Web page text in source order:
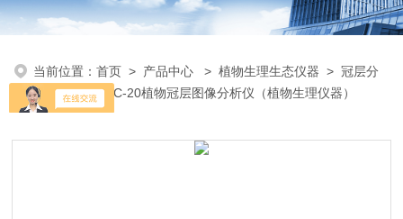
当前位置：首页 > 产品中心 >植物生理生态仪器 >冠层分
析仪> JC- GC-20植物冠层图像分析仪（植物生理仪器）